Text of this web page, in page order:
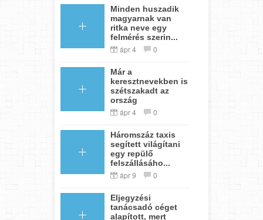
Minden huszadik
magyarnak van
ritka neve egy
felmérés szerin...
ápr 4 0
Már a
keresztnevekben is
szétszakadt az
ország
ápr 4 0
Háromszáz taxis
segített világítani
egy repülő
felszállásáho...
ápr 9 0
Eljegyzési
tanácsadó céget
alapított, mert